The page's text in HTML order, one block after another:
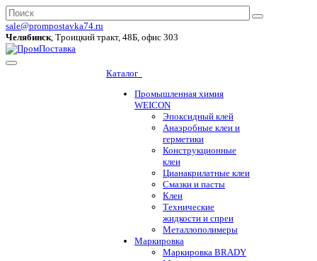
sale@prompostavka74.ru
Челябинск, Троицкий тракт, 48Б, офис 303
Каталог
Промышленная химия
WEICON
Эпоксидный клей
Анаэробные клеи и
герметики
Конструкционные
клеи
Цианакрилатные клеи
Смазки и пасты
Клеи
Технические
жидкости и спреи
Металлополимеры
Маркировка
Маркировка BRADY